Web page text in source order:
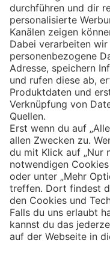
Eishockey
Impressum